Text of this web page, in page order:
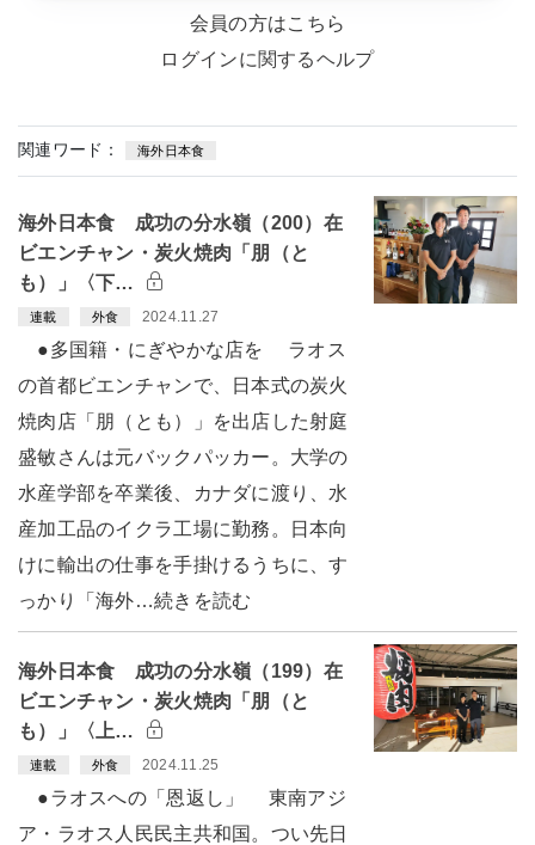
会員の方はこちら
ログインに関するヘルプ
関連ワード： 海外日本食
海外日本食 成功の分水嶺（200）在
ビエンチャン・炭火焼肉「朋（と
も）」〈下…
連載 外食 2024.11.27
●多国籍・にぎやかな店を ラオス
の首都ビエンチャンで、日本式の炭火
焼肉店「朋（とも）」を出店した射庭
盛敏さんは元バックパッカー。大学の
水産学部を卒業後、カナダに渡り、水
産加工品のイクラ工場に勤務。日本向
けに輸出の仕事を手掛けるうちに、す
っかり「海外…続きを読む
海外日本食 成功の分水嶺（199）在
ビエンチャン・炭火焼肉「朋（と
も）」〈上…
連載 外食 2024.11.25
●ラオスへの「恩返し」 東南アジ
ア・ラオス人民民主共和国。つい先日